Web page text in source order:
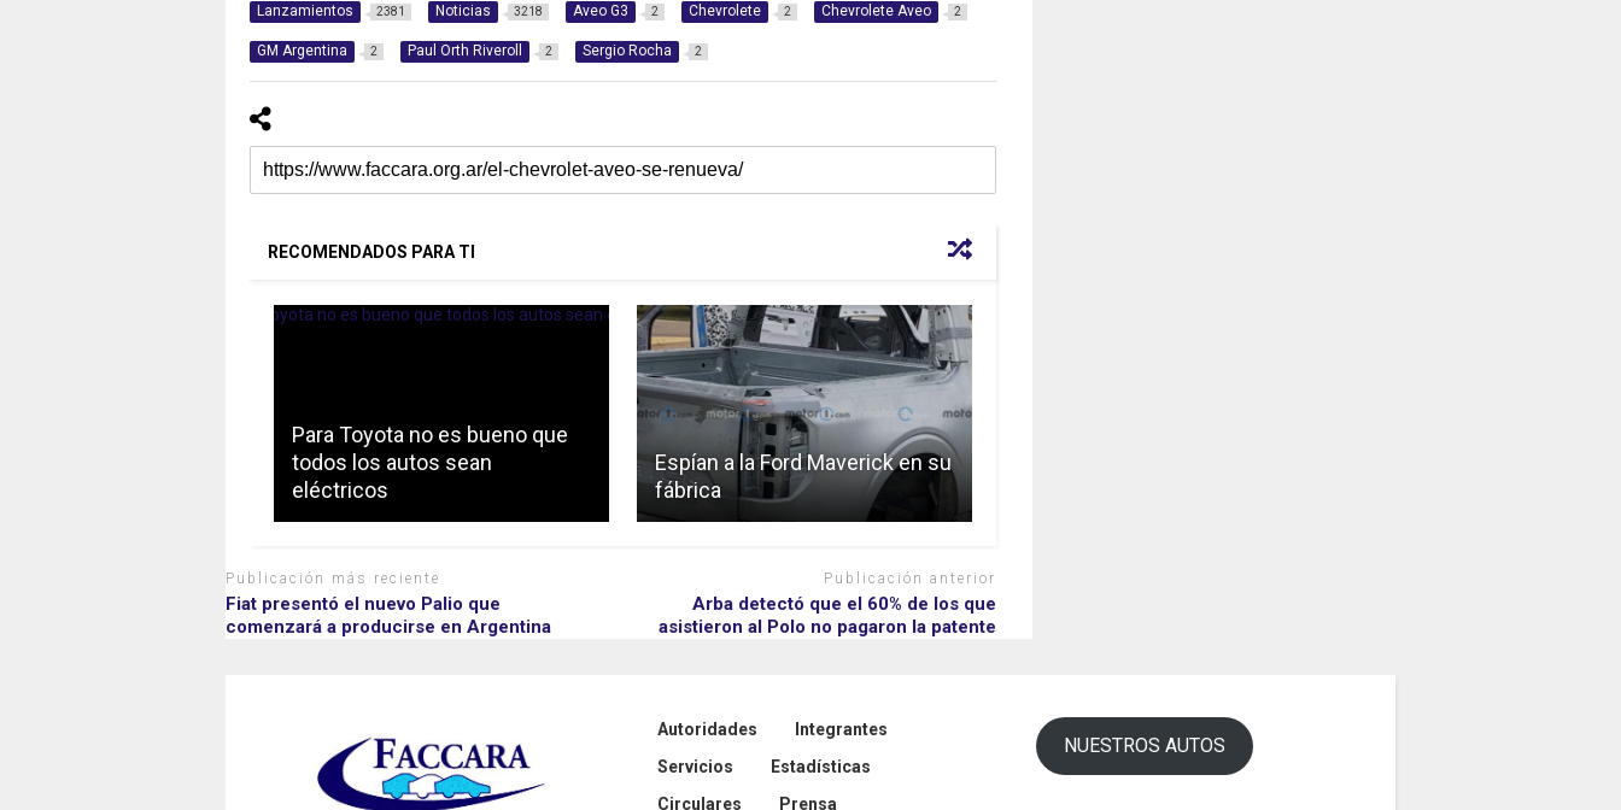
Lanzamientos 2381 Noticias 3218 Aveo G3 2 Chevrolete 2 Chevrolete Aveo 2
GM Argentina 2 Paul Orth Riveroll 2 Sergio Rocha 2
RECOMENDADOS PARA TI
Para Toyota no es bueno que
todos los autos sean
eléctricos
Espían a la Ford Maverick en su
fábrica
Publicación más reciente
Fiat presentó el nuevo Palio que
comenzará a producirse en Argentina
Publicación anterior
Arba detectó que el 60% de los que
asistieron al Polo no pagaron la patente
Autoridades
Integrantes
Servicios
Estadísticas
Circulares
Prensa
NUESTROS AUTOS